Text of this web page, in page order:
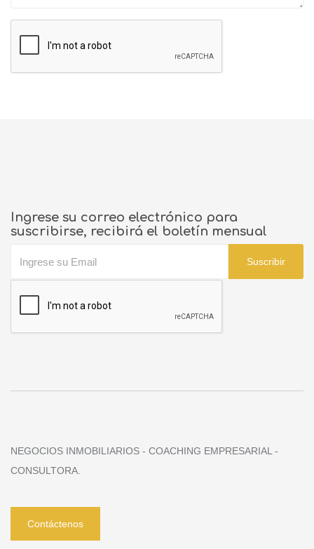
Ingrese su correo electrónico para
suscribirse, recibirá el boletín mensual
Suscribir
NEGOCIOS INMOBILIARIOS - COACHING EMPRESARIAL -
CONSULTORA.
Contáctenos